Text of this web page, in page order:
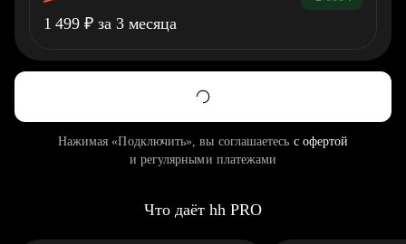
1 499 ₽ за 3 месяца
Нажимая «Подключить», вы соглашаетесь с офертой
и регулярными платежами
Что даёт hh PRO